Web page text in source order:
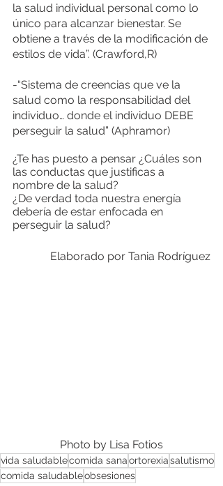
la salud individual personal como lo
único para alcanzar bienestar. Se
obtiene a través de la modificación de
estilos de vida”. (Crawford,R)
-“Sistema de creencias que ve la
salud como la responsabilidad del
individuo… donde el individuo DEBE
perseguir la salud” (Aphramor)
¿Te has puesto a pensar ¿Cuáles son
las conductas que justificas a
nombre de la salud?
¿De verdad toda nuestra energía
debería de estar enfocada en
perseguir la salud?
Elaborado por Tania Rodríguez
Photo by Lisa Fotios
vida saludablecomida sanaortorexiasalutismo
comida saludableobsesiones